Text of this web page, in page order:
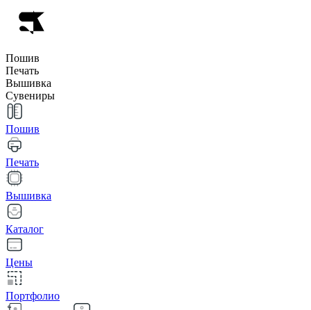
Пошив
Печать
Вышивка
Сувениры
Пошив
Печать
Вышивка
Каталог
Цены
Портфолио